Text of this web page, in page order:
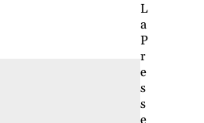
L
a
P
r
e
s
s